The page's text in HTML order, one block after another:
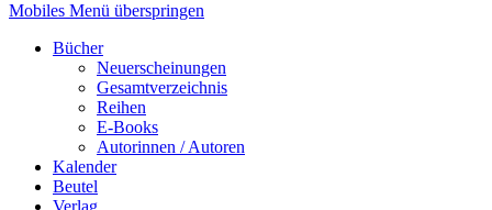
Mobiles Menü überspringen
Bücher
Neuerscheinungen
Gesamtverzeichnis
Reihen
E-Books
Autorinnen / Autoren
Kalender
Beutel
Verlag